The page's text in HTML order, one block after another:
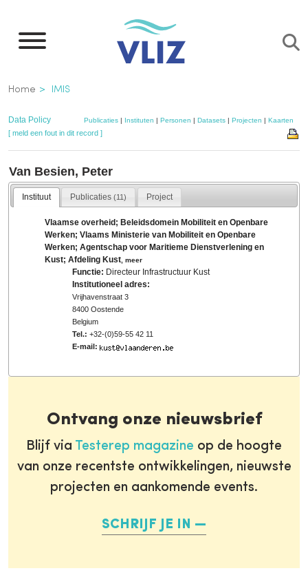
naar
inhoud
gaan
Kruimelpad
Home IMIS
Data Policy Publicaties| Instituten | Personen | Datasets| Projecten | Kaarten
[ meld een fout in dit record ]
Van Besien, Peter
Instituut Publicaties(11) Project
Vlaamse overheid; Beleidsdomein Mobiliteit en Openbare
Werken; Vlaams Ministerie van Mobiliteit en Openbare
Werken; Agentschap voor Maritieme Dienstverlening en
Kust; Afdeling Kust ,meer
Functie: Directeur Infrastructuur Kust
Institutioneel adres:
Vrijhavenstraat 3
8400 Oostende
Belgium
Tel.: +32-(0)59-55 42 11
E-mail:
Ontvang onze nieuwsbrief
Blijf via Testerep magazine op de hoogte
van onze recentste ontwikkelingen, nieuwste
projecten en aankomende events.
SCHRIJF JE IN